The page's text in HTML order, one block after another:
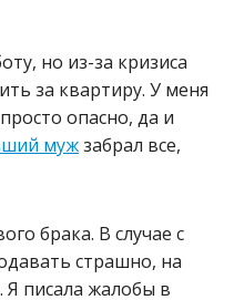
но из-за кризиса
за квартиру. У меня
опасно, да и
мужзабрал все,
брака. В случае с
страшно, на
Я писала жалобы в